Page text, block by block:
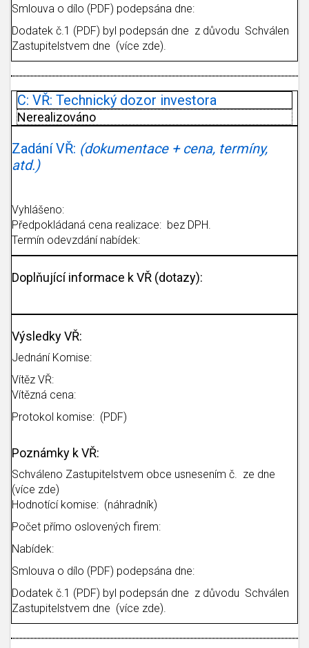
Smlouva o dílo (PDF) podepsána dne:
Dodatek č.1 (PDF) byl podepsán dne z důvodu Schválen
Zastupitelstvem dne (více zde).
C: VŘ: Technický dozor investora
Nerealizováno
Zadání VŘ: (dokumentace + cena, termíny,
atd.)
Vyhlášeno:
Předpokládaná cena realizace: bez DPH.
Termín odevzdání nabídek:
Doplňující informace k VŘ (dotazy):
Výsledky VŘ:
Jednání Komise:
Vítěz VŘ:
Vítězná cena:
Protokol komise: (PDF)
Poznámky k VŘ:
Schváleno Zastupitelstvem obce usnesením č. ze dne
(více zde)
Hodnotící komise: (náhradník)
Počet přímo oslovených firem:
Nabídek:
Smlouva o dílo (PDF) podepsána dne:
Dodatek č.1 (PDF) byl podepsán dne z důvodu Schválen
Zastupitelstvem dne (více zde).